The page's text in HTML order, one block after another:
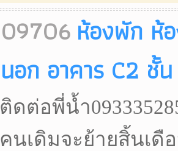
09706 ห้องพัก ห้
นอก อาคาร C2 ชั้
ติดต่อพี่น้ำ
คนเดิมจะย้ายสิ้นเดื